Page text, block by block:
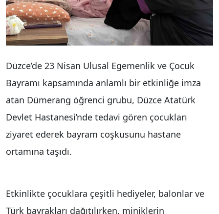
Düzce’de 23 Nisan Ulusal Egemenlik ve Çocuk
Bayramı kapsamında anlamlı bir etkinliğe imza
atan Dümerang öğrenci grubu, Düzce Atatürk
Devlet Hastanesi’nde tedavi gören çocukları
ziyaret ederek bayram coşkusunu hastane
ortamına taşıdı.
Etkinlikte çocuklara çeşitli hediyeler, balonlar ve
Türk bayrakları dağıtılırken, miniklerin